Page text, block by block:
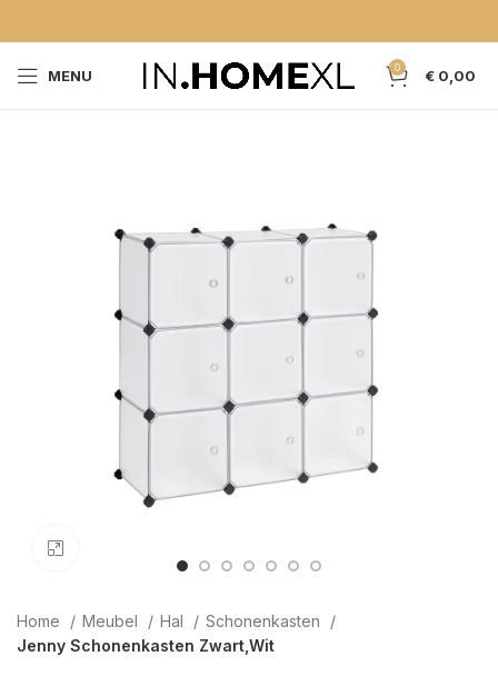
MENU 0 € 0,00
Home Meubel Hal
Schonenkasten
Jenny Schonenkasten Zwart,Wit